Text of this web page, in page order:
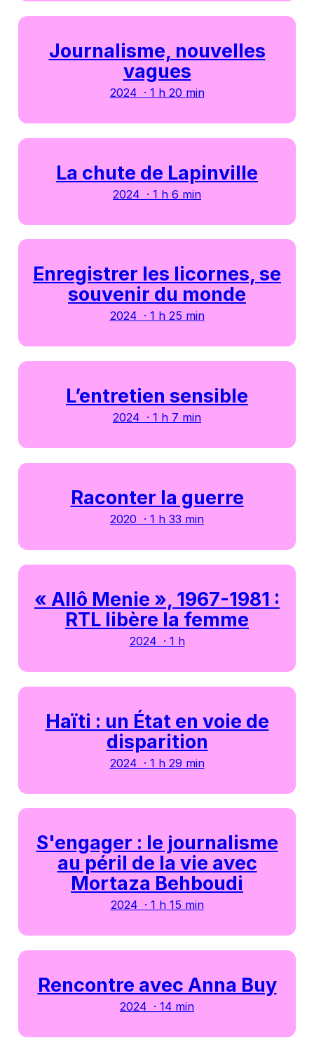
Journalisme, nouvelles
vagues
2024 · 1 h 20 min
La chute de Lapinville
2024 · 1 h 6 min
Enregistrer les licornes, se
souvenir du monde
2024 · 1 h 25 min
L’entretien sensible
2024 · 1 h 7 min
Raconter la guerre
2020 · 1 h 33 min
« Allô Menie », 1967-1981 :
RTL libère la femme
2024 · 1 h
Haïti : un État en voie de
disparition
2024 · 1 h 29 min
S'engager : le journalisme
au péril de la vie avec
Mortaza Behboudi
2024 · 1 h 15 min
Rencontre avec Anna Buy
2024 · 14 min